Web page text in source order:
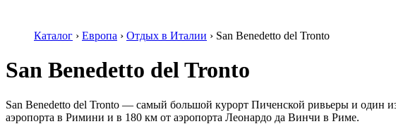
Каталог › Европа › Отдых в Италии › San Benedetto del Tronto
San Benedetto del Tronto
San Benedetto del Tronto — самый большой курорт Пиченской ривьеры и один
аэропорта в Римини и в 180 км от аэропорта Леонардо да Винчи в Риме.